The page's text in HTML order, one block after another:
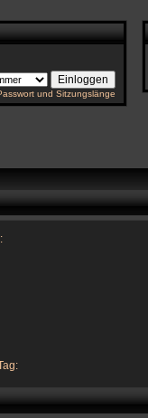
und Sitzungslänge